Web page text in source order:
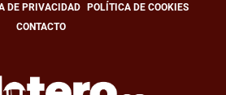
DE PRIVACIDAD
POLÍTICA DE COOKIES
CONTACTO